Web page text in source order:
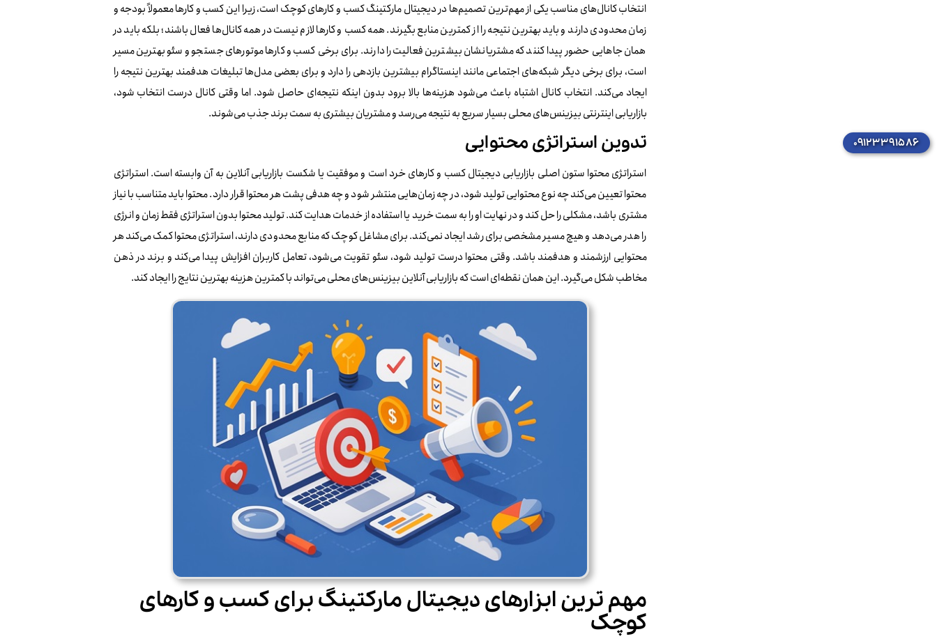
انتخاب کانال‌های مناسب یکی از مهم‌ترین تصمیم‌ها در دیجیتال مارکتینگ کسب‌ و کارهای کوچک است، زیرا این کسب‌ و کارها معمولاً بودجه و
زمان محدودی دارند و باید بهترین نتیجه را از کمترین منابع بگیرند. همه کسب‌ و کارها لازم نیست در همه کانال‌ها فعال باشند؛ بلکه باید در
همان جاهایی حضور پیدا کنند که مشتریانشان بیشترین فعالیت را دارند. برای برخی کسب‌ و کارها موتورهای جستجو و سئو بهترین مسیر
است، برای برخی دیگر شبکه‌های اجتماعی مانند اینستاگرام بیشترین بازدهی را دارد و برای بعضی مدل‌ها تبلیغات هدفمند بهترین نتیجه را
ایجاد می‌کند. انتخاب کانال اشتباه باعث می‌شود هزینه‌ها بالا برود بدون اینکه نتیجه‌ای حاصل شود. اما وقتی کانال درست انتخاب شود،
بازاریابی اینترنتی بیزینس‌های محلی بسیار سریع به نتیجه می‌رسد و مشتریان بیشتری به سمت برند جذب می‌شوند.
تدوین استراتژی محتوایی
استراتژی محتوا ستون اصلی بازاریابی دیجیتال کسب‌ و کارهای خرد است و موفقیت یا شکست بازاریابی آنلاین به آن وابسته است. استراتژی
محتوا تعیین می‌کند چه نوع محتوایی تولید شود، در چه زمان‌هایی منتشر شود و چه هدفی پشت هر محتوا قرار دارد. محتوا باید متناسب با نیاز
مشتری باشد، مشکلی را حل کند و در نهایت او را به سمت خرید یا استفاده از خدمات هدایت کند. تولید محتوا بدون استراتژی فقط زمان و انرژی
را هدر می‌دهد و هیچ مسیر مشخصی برای رشد ایجاد نمی‌کند. برای مشاغل کوچک که منابع محدودی دارند، استراتژی محتوا کمک می‌کند هر
محتوایی ارزشمند و هدفمند باشد. وقتی محتوا درست تولید شود، سئو تقویت می‌شود، تعامل کاربران افزایش پیدا می‌کند و برند در ذهن
مخاطب شکل می‌گیرد. این همان نقطه‌ای است که بازاریابی آنلاین بیزینس‌های محلی می‌تواند با کمترین هزینه بهترین نتایج را ایجاد کند.
مهم‌ ترین ابزارهای دیجیتال مارکتینگ برای کسب‌ و کارهای
کوچک
۰۹۱۲۳۳۹۱۵۸۶